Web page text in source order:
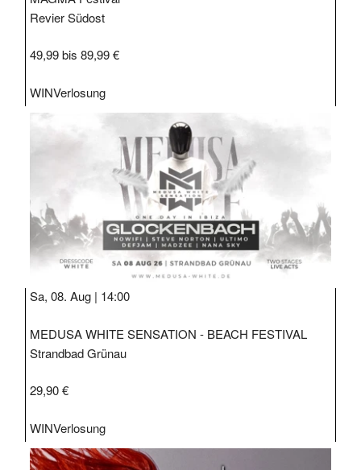
Revier Südost
49,99 bis 89,99 €
WINVerlosung
Sa, 08. Aug | 14:00
MEDUSA WHITE SENSATION - BEACH FESTIVAL
Strandbad Grünau
29,90 €
WINVerlosung